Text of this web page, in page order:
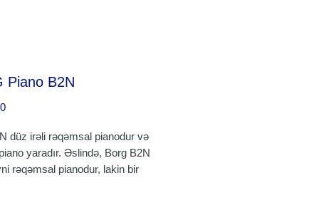
Piano B2N
Price
düz irəli rəqəmsal pianodur və
yaradır. Əslində, Borg B2N
rəqəmsal pianodur, lakin bir